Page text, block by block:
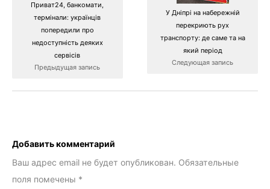
Приват24, банкомати,
термінали: українців
попередили про
недоступність деяких
сервісів
Предыдущая запись
У Дніпрі на набережній
перекриють рух
транспорту: де саме та на
який період
Следующая запись
Добавить комментарий
Ваш адрес email не будет опубликован. Обязательные
поля помечены *